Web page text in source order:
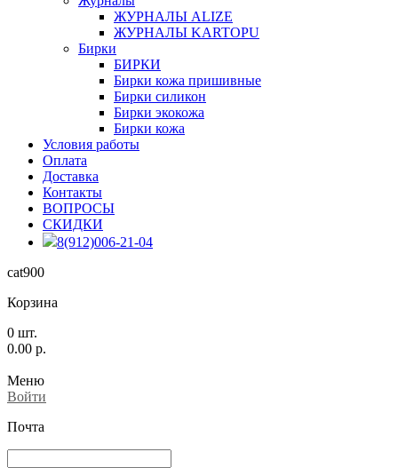
ЖУРНАЛЫ ALIZE
ЖУРНАЛЫ KARTOPU
Бирки
БИРКИ
Бирки кожа пришивные
Бирки силикон
Бирки экокожа
Бирки кожа
Условия работы
Оплата
Доставка
Контакты
ВОПРОСЫ
СКИДКИ
8(912)006-21-04
cat900
Корзина
0 шт.
0.00 р.
Меню
Войти
Почта